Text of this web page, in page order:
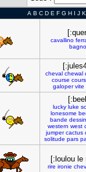
A B C D E F G H I J K
cavallino
cheval chewal
course
galoper vite
lucky luke
lonesome
bande
western west
jumper cactus
solitude pars
[:loulou le
rire ironie